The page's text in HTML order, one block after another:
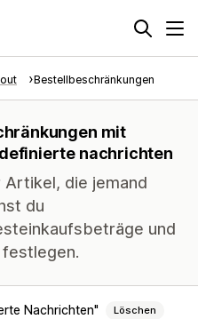
Bestellbeschränkungen
mit
nachrichten
Artikel, die jemand
du
und
Nachrichten Löschen